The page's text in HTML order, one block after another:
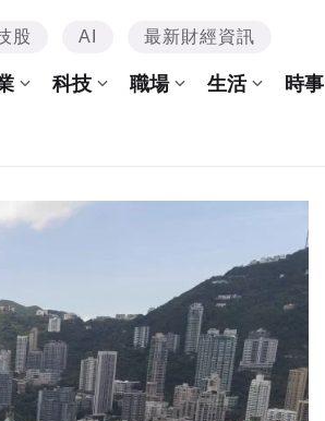
股 AI 最新財經資訊
科技 職場 生活 時事